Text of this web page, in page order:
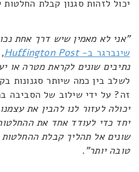
יכול לזהות סגנון קבלת החלטות
"אני לא מאמין שיש דרך אחת
שינברגר ב-Huffington Post
נתיבים שונים לקראת מטרה או
לשלב בין כמה שיותר סגנונות
זה? על ידי שילוב של הסביבה
יכולה לעזור לנו להבין את
יחד כדי לעודד אחד את
שונים אל תהליך קבלת
טובה יותר".